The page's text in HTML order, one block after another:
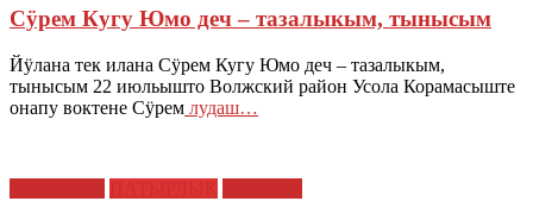
Сӱрем Кугу Юмо деч – тазалыкым, тынысым
Йӱлана тек илана Сӱрем Кугу Юмо деч – тазалыкым,
тынысым 22 июльышто Волжский район Усола Корамасыште
онапу воктене Сӱрем лудаш…